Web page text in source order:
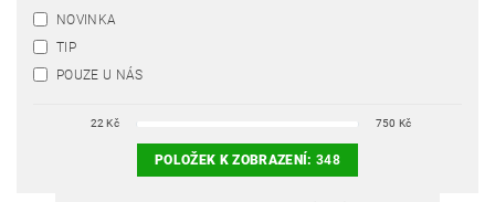
NOVINKA
TIP
POUZE U NÁS
22 Kč 750 Kč
POLOŽEK K ZOBRAZENÍ: 348